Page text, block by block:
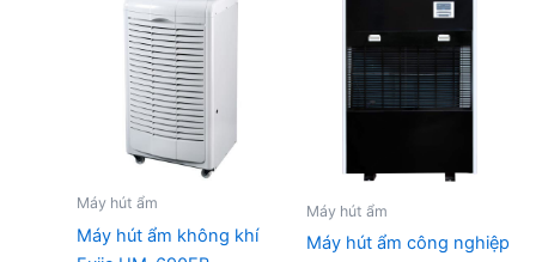
Máy hút ẩm
Máy hút ẩm không khí
Máy hút ẩm
Máy hút ẩm công nghiệp